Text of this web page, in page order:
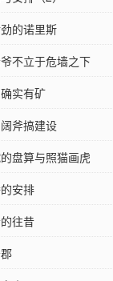
的诺里斯
不立于危墙之下
实有矿
斧搞建设
盘算与照猫画虎
安排
往昔